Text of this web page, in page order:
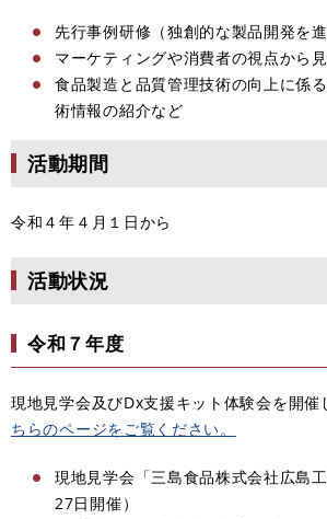
先行事例研修（独創的な製品開発を進
マーケティングや消費者の視点から
食品製造と品質管理技術の向上に係
術情報の紹介など
活動期間
令和４年４月１日から
活動状況
令和７年度
現地見学会及びDx支援キット体験会を開催
ちらのページをご覧ください。
現地見学会「三島食品株式会社広島
27日開催）